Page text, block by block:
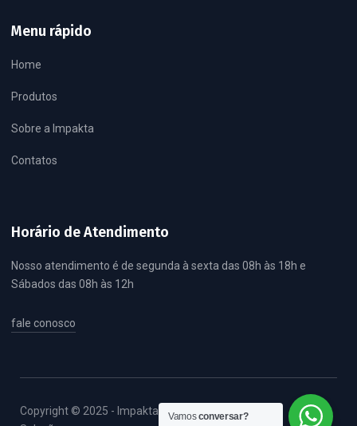
Menu rápido
Home
Produtos
Sobre a Impakta
Contatos
Horário de Atendimento
Nosso atendimento é de segunda à sexta das 08h às 18h e
Sábados das 08h às 12h
fale conosco
Copyright © 2025 - Impakta
Vamosconversar?